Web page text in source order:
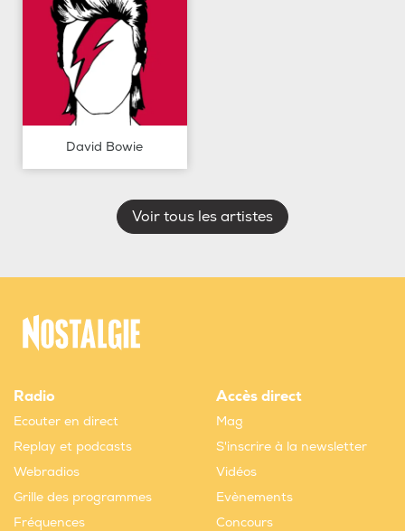
David Bowie
Voir tous les artistes
Radio
Ecouter en direct
Replay et podcasts
Webradios
Grille des programmes
Fréquences
Accès direct
Mag
S'inscrire à la newsletter
Vidéos
Evènements
Concours